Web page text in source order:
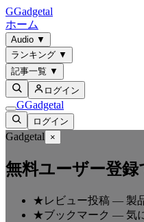
GGadgetal
ホーム
Audio ▼
ランキング ▼
記事一覧 ▼
ログイン
GGadgetal
ログイン
Gadgetal ×
無料ユーザー登録
★レビュー投稿 — 製
★ブックマーク — 気